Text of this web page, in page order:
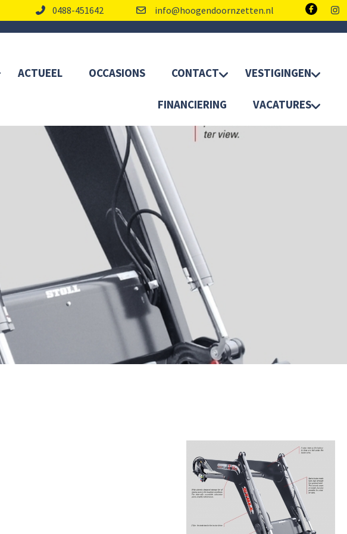
0488-451642 info@hoogendoornzetten.nl
ACTUEEL OCCASIONS CONTACT VESTIGINGEN
FINANCIERING VACATURES